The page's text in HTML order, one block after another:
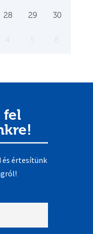
28 29 30
fel
és értesítünk